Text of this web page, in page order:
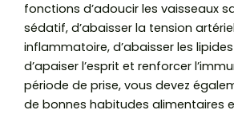
fonctions d’adoucir les vaisseaux
sédatif, d’abaisser la tension
inflammatoire, d’abaisser les
d’apaiser l’esprit et renforcer
période de prise, vous devez
de bonnes habitudes alimentaires